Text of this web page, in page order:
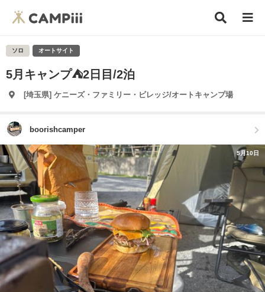
ソロ オートサイト
5月キャンプ⛺️2日目/2泊
[埼玉県] ケニーズ・ファミリー・ビレッジ/オートキャンプ場
boorishcamper
5月10日